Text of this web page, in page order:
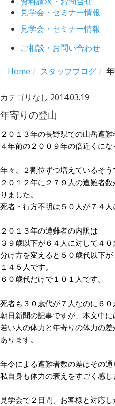
見学会・セミナー情報
見学会・セミナー情報
ご相談・お問い合わせ
Home スタッフブログ
カテゴリなし 2014.03.19
年寄りの登山
２０１３年の長野県での山岳遭
４年前の２００９年の倍近くにな
年々、２割位ずつ増えているそう
２０１２年に２７９人の遭難者
りました。
死者・行方不明は５０人が７４人
２０１３年の遭難者の内訳は
３９歳以下が６４人に対して４０
分け方を変えると５０歳代以下
１４５人です。
６０歳代だけで１０１人です。
死者も３０歳代が７人なのに６０
朝日新聞の記事ですが、本文中に
若い人の体力と年寄りの体力の
あります。
年令による遭難者数の差はその通
私自身も体力の衰えをすごく感じ
見学会で２日間、お客様と対応